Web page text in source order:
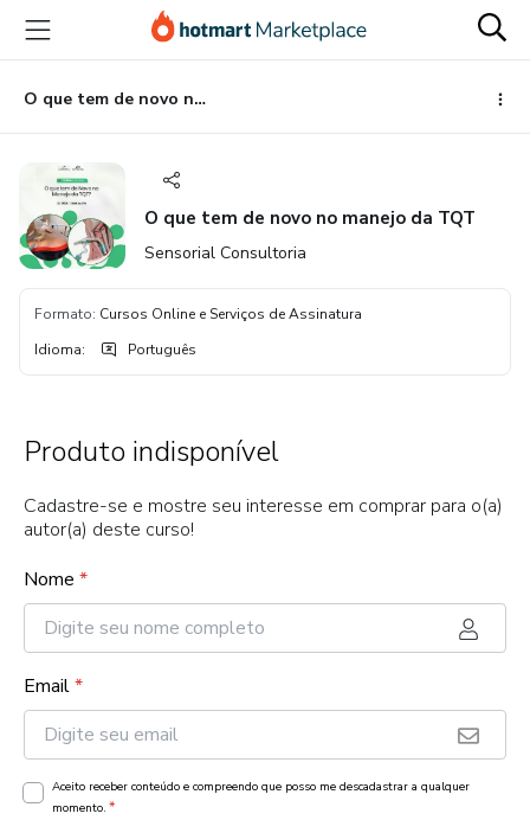
para
conteúdo
principal
para
pagamento
para
rodapé
O que tem de novo no manejo da TQT
O que tem de novo no manejo da TQT
Sensorial Consultoria
Formato: Cursos Online e Serviços de Assinatura
Idioma: Português
Produto indisponível
Cadastre-se e mostre seu interesse em comprar para o(a)
autor(a) deste curso!
Nome *
Email*
Aceito receber conteúdo e compreendo que posso me descadastrar a qualquer
momento. *